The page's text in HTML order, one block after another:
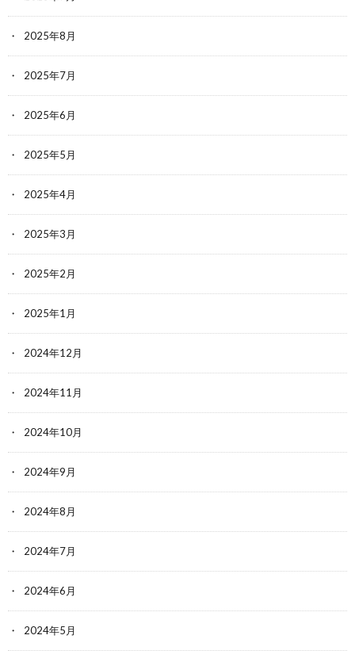
2025年8月
2025年7月
2025年6月
2025年5月
2025年4月
2025年3月
2025年2月
2025年1月
2024年12月
2024年11月
2024年10月
2024年9月
2024年8月
2024年7月
2024年6月
2024年5月